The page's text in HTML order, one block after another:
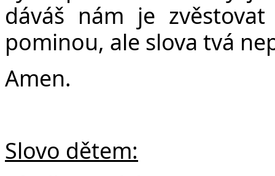
dáváš nám je
pominou, ale slova tvá
Amen.
Slovo dětem: